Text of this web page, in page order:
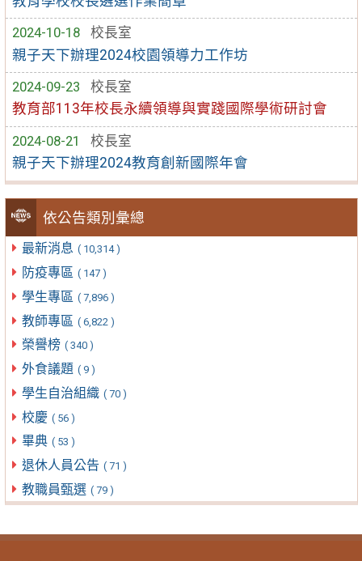
2024-10-18
校長室
親子天下辦理2024校園領導力工作坊
2024-09-23
校長室
教育部113年校長永續領導與實踐國際學術研討會
2024-08-21
校長室
親子天下辦理2024教育創新國際年會
依公告類別彙總
最新消息 ( 10,314 )
防疫專區 ( 147 )
學生專區 ( 7,896 )
教師專區 ( 6,822 )
榮譽榜 ( 340 )
外食議題 ( 9 )
學生自治組織 ( 70 )
校慶 ( 56 )
畢典 ( 53 )
退休人員公告 ( 71 )
教職員甄選 ( 79 )